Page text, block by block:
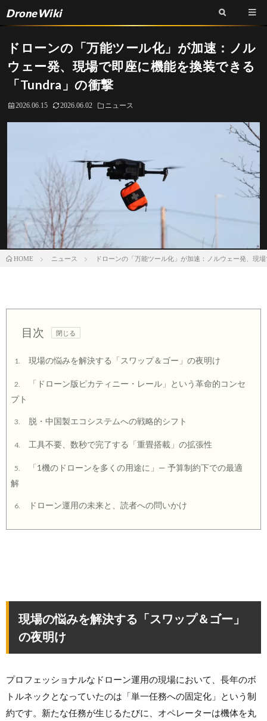
DroneWiki
ドローンの「万能ツール化」が加速：ノル
ウェー発、現場で即座に機能を換装できる
「Tundra」の衝撃
2026.06.15 2026.06.02 ニュース
HOME ニュース ドローンの「万能ツール化」が加速：ノルウェー発、現
目次
1. 現場の悩みを解決する「スワップ＆ゴー」の夜明け
2.
「ドローン版ピカティニー・レール」という革命的コンセ
プト
3. 脱・中国製エコシステムへの戦略的シフト
4. 工具不要、数秒で完了する「重畳搭載」の拡張性
5.
「1機のドローンを多くの用途に」— 予算制約下での最適
解
6. ドローン運用の未来と、読者への問いかけ
現場の悩みを解決する「スワップ＆ゴー」
の夜明け
プロフェッショナルなドローン運用の現場において、長年のボ
トルネックとなっていたのは「単一任務への固定化」という制
約です。新たな任務が生じるたびに、オペレーターは機体を丸